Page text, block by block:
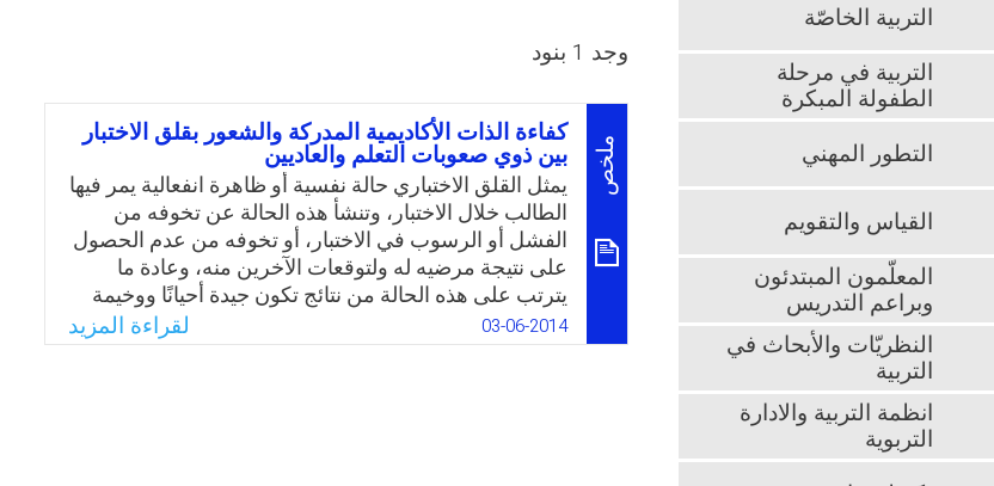
وجد 1 بنود
ملخص
كفاءة الذات الأكاديمية المدركة والشعور بقلق الاختبار
بين ذوي صعوبات التعلم والعاديين
يمثل القلق الاختباري حالة نفسية أو ظاهرة انفعالية يمر فيها
الطالب خلال الاختبار، وتنشأ هذه الحالة عن تخوفه من
الفشل أو الرسوب في الاختبار، أو تخوفه من عدم الحصول
على نتيجة مرضيه له ولتوقعات الآخرين منه، وعادة ما
يترتب على هذه الحالة من نتائج تكون جيدة أحيانًا ووخيمة
في أغلب الأحيان بحيث تؤدي إلى تدني التحصيل، وعدم
حصول الطالب على ما يحقق فيه غاياته. ومن هنا جاء
03-06-2014 لقراءة المزيد
التربية الخاصّة
التربية في مرحلة
الطفولة المبكرة
التطور المهني
القياس والتقويم
المعلّمون المبتدئون
وبراعم التدريس
النظريّات والأبحاث في
التربية
انظمة التربية والادارة
التربوية